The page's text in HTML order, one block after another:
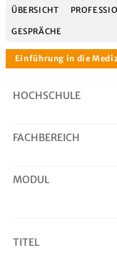
ÜBERSICHT
GESPRÄCHE
Einführung in
HOCHSCHULE
FACHBEREICH
MODUL
TITEL